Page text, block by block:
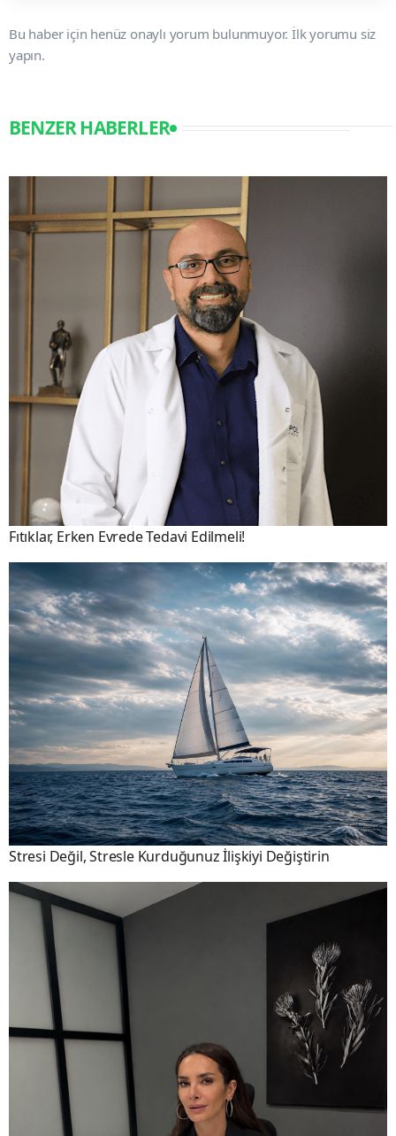
Bu haber için henüz onaylı yorum bulunmuyor. İlk yorumu siz
yapın.
BENZER HABERLER
Fıtıklar, Erken Evrede Tedavi Edilmeli!
Stresi Değil, Stresle Kurduğunuz İlişkiyi Değiştirin